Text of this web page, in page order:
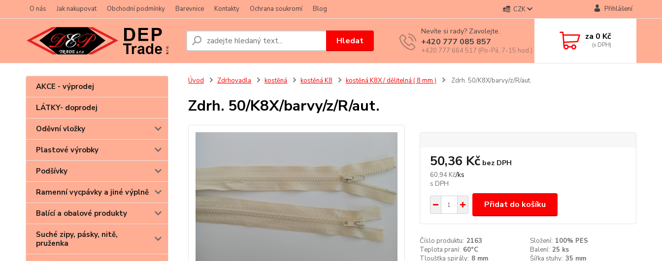
O nás Jak nakupovat Obchodní podmínky Barevnice Kontakty Ochrana soukromí Blog CZK Přihlášení
Hledat
Nevíte si rady? Zavolejte.
+420 777 085 857
+420 777 664 517 (Po-Pá, 7-15 hod.)
za 0 Kč
AKCE - výprodej
LÁTKY- doprodej
Oděvní vložky
Plastové výrobky
Podšívky
Ramenní vycpávky a jiné výplně
Balící a obalové produkty
Suché zipy, pásky, nitě,
pruženka
Úvod Zdrhovadla kostěná kostěná K8 kostěná K8X / dělitelná ( 8 mm ) Zdrh. 50/K8X/barvy/z/R/aut.
Zdrh. 50/K8X/barvy/z/R/aut.
60,94 Kč/ks
50,36 Kč bez DPH
Přidat do košíku
Číslo produktu: 2163 Složení: 100% PES
Teplota praní: 60°C Balení: 25 ks
Tloušťka spirály: 8 mm Šířka stuhy: 35 mm